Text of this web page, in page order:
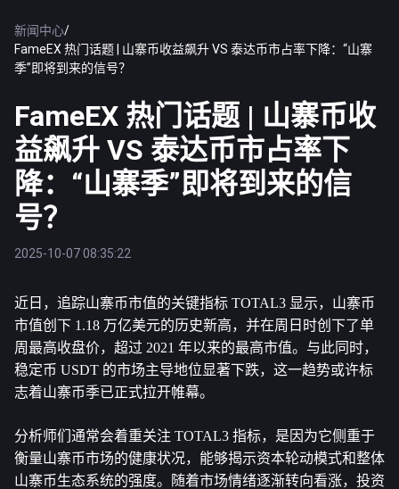
新闻中心/
FameEX 热门话题 | 山寨币收益飙升 VS 泰达币市占率下降：“山寨
季”即将到来的信号？
FameEX 热门话题 | 山寨币收
益飙升 VS 泰达币市占率下
降：“山寨季”即将到来的信
号？
2025-10-07 08:35:22
近日，追踪山寨币市值的关键指标 TOTAL3 显示，山寨币
市值创下 1.18 万亿美元的历史新高，并在周日时创下了单
周最高收盘价，超过 2021 年以来的最高市值。与此同时，
稳定币 USDT 的市场主导地位显著下跌，这一趋势或许标
志着山寨币季已正式拉开帷幕。
分析师们通常会着重关注 TOTAL3 指标，是因为它侧重于
衡量山寨币市场的健康状况，能够揭示资本轮动模式和整体
山寨币生态系统的强度。随着市场情绪逐渐转向看涨，投资